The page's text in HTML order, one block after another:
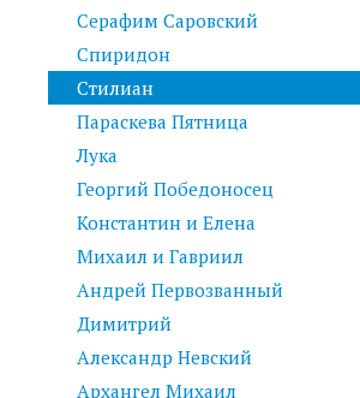
Серафим Саровский
Спиридон
Стилиан
Параскева Пятница
Лука
Георгий Победоносец
Константин и Елена
Михаил и Гавриил
Андрей Первозванный
Димитрий
Александр Невский
Архангел Михаил